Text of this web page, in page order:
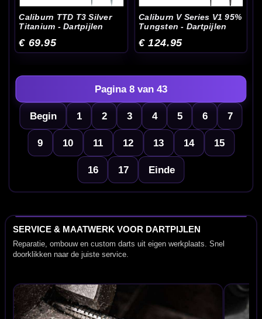
Caliburn TTD T3 Silver
Titanium - Dartpijlen
€ 69.95
Caliburn V Series V1 95%
Tungsten - Dartpijlen
€ 124.95
Begin 1 2 3 4 5 6 7
Pagina 8 van 43
9 10 11 12 13 14 15
16 17 Einde
SERVICE & MAATWERK VOOR DARTPIJLEN
Reparatie, ombouw en custom darts uit eigen werkplaats. Snel
doorklikken naar de juiste service.